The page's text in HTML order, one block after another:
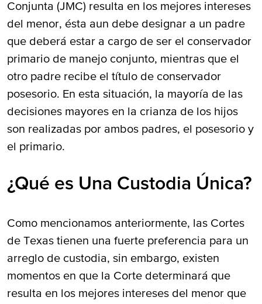
Conjunta (JMC) resulta en los mejores intereses
del menor, ésta aun debe designar a un padre
que deberá estar a cargo de ser el conservador
primario de manejo conjunto, mientras que el
otro padre recibe el título de conservador
posesorio. En esta situación, la mayoría de las
decisiones mayores en la crianza de los hijos
son realizadas por ambos padres, el posesorio y
el primario.
¿Qué es Una Custodia Única?
Como mencionamos anteriormente, las Cortes
de Texas tienen una fuerte preferencia para un
arreglo de custodia, sin embargo, existen
momentos en que la Corte determinará que
resulta en los mejores intereses del menor que